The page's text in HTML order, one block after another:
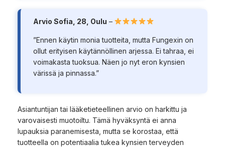
Arvio Sofia, 28, Oulu –
”Ennen käytin monia tuotteita, mutta Fungexin on
ollut erityisen käytännöllinen arjessa. Ei tahraa, ei
voimakasta tuoksua. Näen jo nyt eron kynsien
värissä ja pinnassa.”
Asiantuntijan tai lääketieteellinen arvio on harkittu ja
varovaisesti muotoiltu. Tämä hyväksyntä ei anna
lupauksia paranemisesta, mutta se korostaa, että
tuotteella on potentiaalia tukea kynsien terveyden